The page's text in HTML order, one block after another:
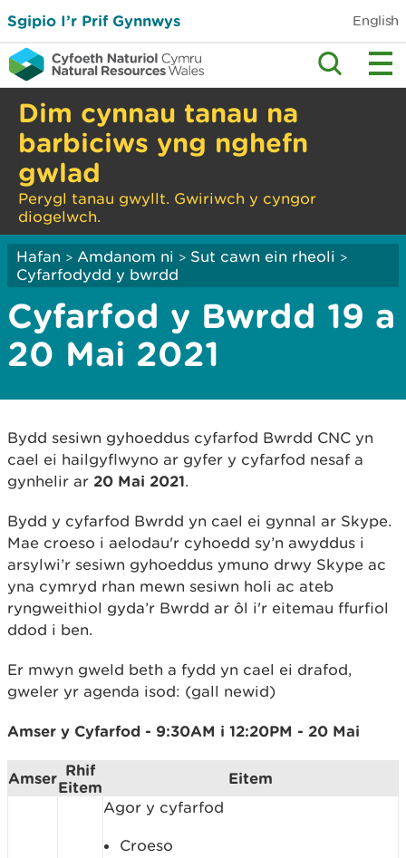
Sgipio I’r Prif Gynnwys English
Dim cynnau tanau na
barbiciws yng nghefn
gwlad
Perygl tanau gwyllt. Gwiriwch y cyngor
diogelwch.
Hafan > Amdanom ni > Sut cawn ein rheoli >
Cyfarfodydd y bwrdd
Cyfarfod y Bwrdd 19 a
20 Mai 2021
Bydd sesiwn gyhoeddus cyfarfod Bwrdd CNC yn
cael ei hailgyflwyno ar gyfer y cyfarfod nesaf a
gynhelir ar 20 Mai 2021.
Bydd y cyfarfod Bwrdd yn cael ei gynnal ar Skype.
Mae croeso i aelodau'r cyhoedd sy’n awyddus i
arsylwi’r sesiwn gyhoeddus ymuno drwy Skype ac
yna cymryd rhan mewn sesiwn holi ac ateb
ryngweithiol gyda’r Bwrdd ar ôl i'r eitemau ffurfiol
ddod i ben.
Er mwyn gweld beth a fydd yn cael ei drafod,
gweler yr agenda isod: (gall newid)
Amser y Cyfarfod - 9:30AM i 12:20PM - 20 Mai
Amser Rhif
Eitem
Eitem
Agor y cyfarfod
Croeso